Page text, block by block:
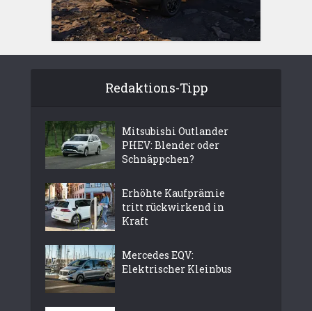
Redaktions-Tipp
Mitsubishi Outlander
PHEV: Blender oder
Schnäppchen?
Erhöhte Kaufprämie
tritt rückwirkend in
Kraft
Mercedes EQV:
Elektrischer Kleinbus